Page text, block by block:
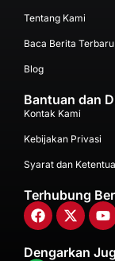
Tentang Kami
Baca Berita Terbaru
Blog
Bantuan dan
Kontak Kami
Kebijakan Privasi
Syarat dan
Terhubung
Dengarkan